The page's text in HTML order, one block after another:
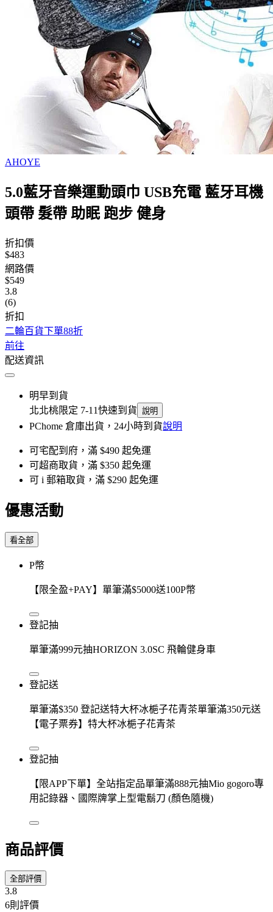
AHOYE
5.0藍牙音樂運動頭巾 USB充電 藍牙耳機
頭帶 髮帶 助眠 跑步 健身
折扣價
$483
網路價
$549
3.8
(6)
折扣
二輪百貨下單88折
前往
配送資訊
明早到貨
北北桃限定 7-11快速到貨 說明
PChome 倉庫出貨，24小時到貨說明
可宅配到府，滿 $490 起免運
可超商取貨，滿 $350 起免運
可 i 郵箱取貨，滿 $290 起免運
優惠活動
看全部
P幣
【限全盈+PAY】單筆滿$5000送100P幣
登記抽
單筆滿999元抽HORIZON 3.0SC 飛輪健身車
登記送
單筆滿$350 登記送特大杯冰梔子花青茶單筆滿350元送
【電子票券】特大杯冰梔子花青茶
登記抽
【限APP下單】全站指定品單筆滿888元抽Mio gogoro專
用記錄器、國際牌掌上型電鬍刀 (顏色隨機)
商品評價
全部評價
3.8
6則評價